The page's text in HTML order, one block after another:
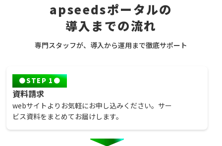
apseedsポータルの
導入までの流れ
専門スタッフが、導入から運用まで徹底サポート
STEP 1
資料請求
webサイトよりお気軽にお申し込みください。サー
ビス資料をまとめてお届けします。